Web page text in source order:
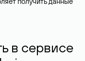
в сервисе